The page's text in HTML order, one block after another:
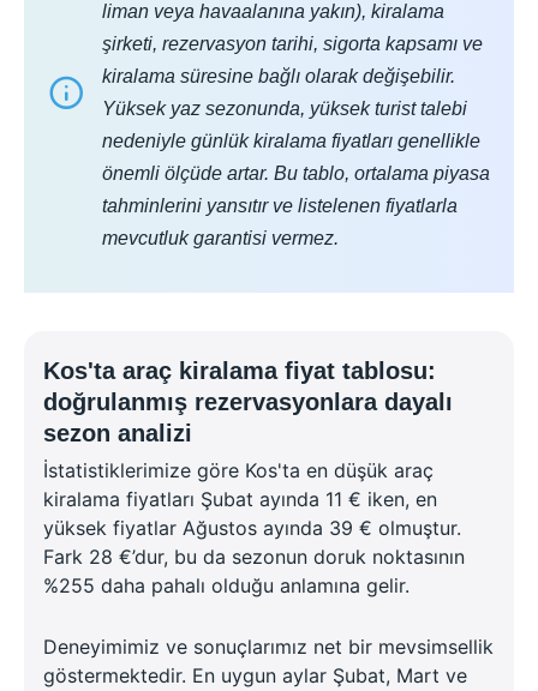
liman veya havaalanına yakın), kiralama
şirketi, rezervasyon tarihi, sigorta kapsamı ve
kiralama süresine bağlı olarak değişebilir.
Yüksek yaz sezonunda, yüksek turist talebi
nedeniyle günlük kiralama fiyatları genellikle
önemli ölçüde artar. Bu tablo, ortalama piyasa
tahminlerini yansıtır ve listelenen fiyatlarla
mevcutluk garantisi vermez.
Kos'ta araç kiralama fiyat tablosu:
doğrulanmış rezervasyonlara dayalı
sezon analizi
İstatistiklerimize göre Kos'ta en düşük araç
kiralama fiyatları Şubat ayında 11 € iken, en
yüksek fiyatlar Ağustos ayında 39 € olmuştur.
Fark 28 €’dur, bu da sezonun doruk noktasının
%255 daha pahalı olduğu anlamına gelir.
Deneyimimiz ve sonuçlarımız net bir mevsimsellik
göstermektedir. En uygun aylar Şubat, Mart ve